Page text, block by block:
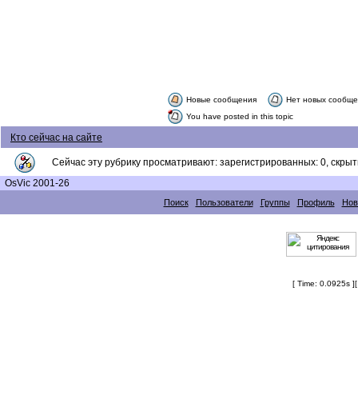
Новые сообщения
Нет новых
You have posted in this topic
Кто сейчас на сайте
Сейчас эту рубрику просматривают: зарегистрированных: 0,
OsVic 2001-26
Поиск Пользователи Группы Профиль
[ Time: 0.0925s